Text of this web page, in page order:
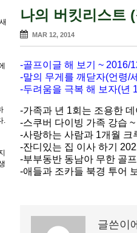
나의 버킷리스트
MAR 12, 2014
-골프이글 해 보기 ~ 2016/
-말의 무게를 깨닫자(언령/
-두려움을 극복 해 보자(년
-가족과 년 1회는 조용한
-스쿠버 다이빙 가족 강습
-사랑하는 사람과 1개월
-잔디있는 집 이사 하기
-부부동반 동남아 무한 골
-애들과 조카들 북경 투어
글쓴이
.